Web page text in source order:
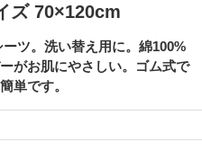
ズ 70×120cm
ツ。洗い替え用に。綿100%
がお肌にやさしい。ゴム式で
単です。